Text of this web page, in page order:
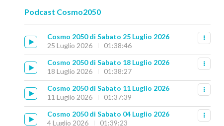
Podcast Cosmo2050
Cosmo 2050 di Sabato 25 Luglio 2026
25 Luglio 2026
01:38:46
Cosmo 2050 di Sabato 18 Luglio 2026
18 Luglio 2026
01:38:27
Cosmo 2050 di Sabato 11 Luglio 2026
11 Luglio 2026
01:37:39
Cosmo 2050 di Sabato 04 Luglio 2026
4 Luglio 2026
01:39:23